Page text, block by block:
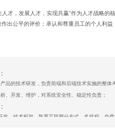
才，发展人才，实现共赢”作为人才战略
出公平的评价；承认和尊重员工的个人
品的技术研发，负责前端和后端技术实施的整
、开发、维护，对系统安全性、稳定性负责；
发、技术框架，熟悉互联网分布式、多线程、负